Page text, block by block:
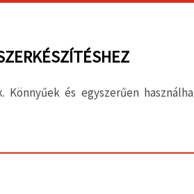
és egyszerűen